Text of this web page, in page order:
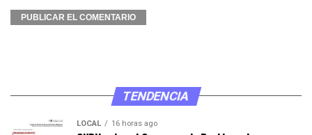
TENDENCIA
LOCAL 16 horas ago